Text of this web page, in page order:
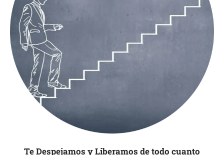
Te Despejamos y Liberamos de todo cuanto